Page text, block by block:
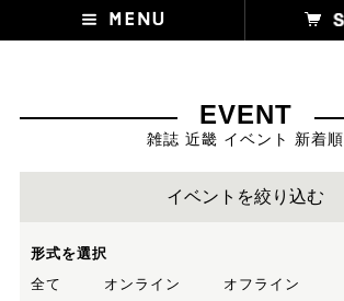
EVENT
雑誌 近畿 イベント 新着順
イベントを絞り込む
形式を選択
全て
オンライン オフライン